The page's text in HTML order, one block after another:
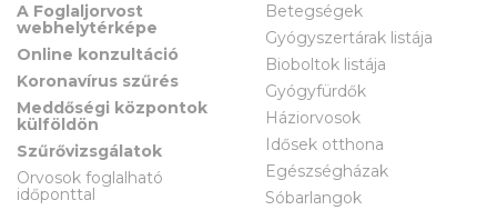
A Foglaljorvost
webhelytérképe
Online konzultáció
Koronavírus szűrés
Meddőségi központok
külföldön
Szűrővizsgálatok
Orvosok foglalható
időponttal
Betegségek
Gyógyszertárak listája
Bioboltok listája
Gyógyfürdők
Háziorvosok
Idősek otthona
Egészségházak
Sóbarlangok